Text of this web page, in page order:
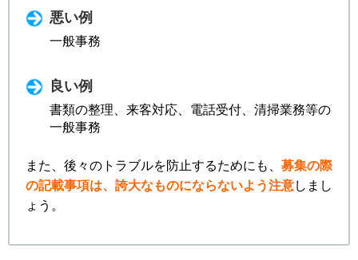
悪い例
一般事務
良い例
書類の整理、来客対応、電話受付、清掃業務等の
一般事務
また、後々のトラブルを防止するためにも、 募集の際
の記載事項は、誇大なものにならないよう注意しまし
ょう。